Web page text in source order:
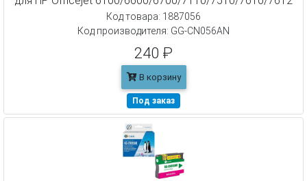
Код товара: 1887056
Код производителя: GG-CN056AN
240 ₽
В корзину
Под заказ